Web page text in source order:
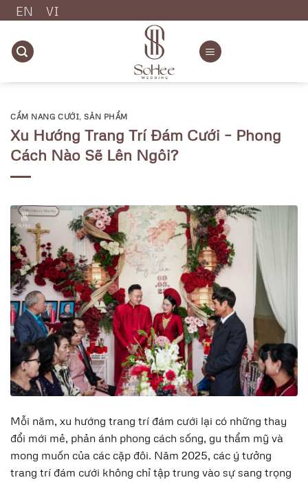
Chuyển
đến
nội
dung
EN VI
CẨM NANG CƯỚI, SẢN PHẨM
Xu Hướng Trang Trí Đám Cưới – Phong
Cách Nào Sẽ Lên Ngôi?
Mỗi năm, xu hướng trang trí đám cưới lại có những thay
đổi mới mẻ, phản ánh phong cách sống, gu thẩm mỹ và
mong muốn của các cặp đôi. Năm 2025, các ý tưởng
trang trí đám cưới không chỉ tập trung vào sự sang trọng